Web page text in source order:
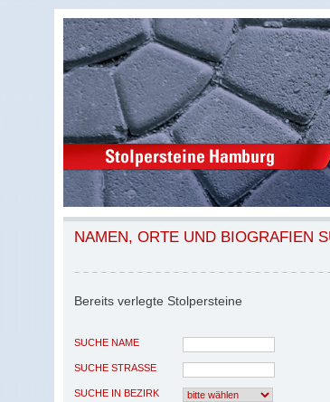
NAMEN, ORTE UND BIOGRAFIEN
Bereits verlegte Stolpersteine
SUCHE NAME
SUCHE STRASSE
SUCHE IN BEZIRK